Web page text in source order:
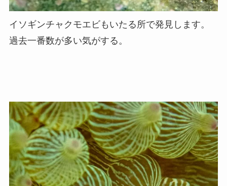
イソギンチャクモエビもいたる所で発見します。
過去一番数が多い気がする。